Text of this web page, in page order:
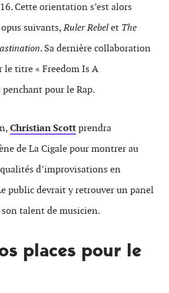
Cette orientation s’est alors
suivants,Ruler Rebelet The
. Sa dernière collaboration
le titre « Freedom Is A
pour le Rap.
Christian Scottprendra
de La Cigale pour montrer au
d’improvisations en
public devrait y retrouver un panel
son talent de musicien.
places pour le